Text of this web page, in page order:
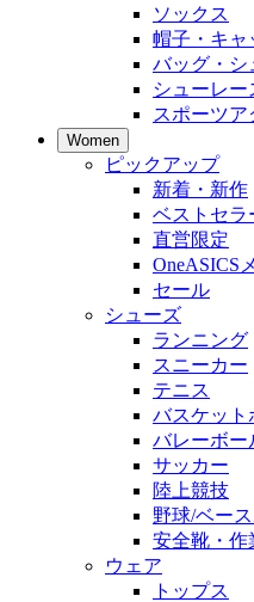
ソックス
帽子・キャ
バッグ・シ
シューレー
スポーツア
Women
ピックアップ
新着・新作
ベストセラ
直営限定
OneASICS
セール
シューズ
ランニング
スニーカー
テニス
バスケット
バレーボー
サッカー
陸上競技
野球/ベー
安全靴・作
ウェア
トップス